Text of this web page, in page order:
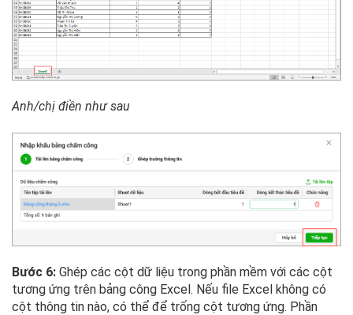
Anh/chị điền như sau
Bước 6: Ghép các cột dữ liệu trong phần mềm với các cột
tương ứng trên bảng công Excel. Nếu file Excel không có
cột thông tin nào, có thể để trống cột tương ứng. Phần